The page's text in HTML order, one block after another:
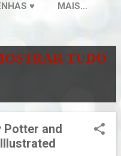
♥ MAIS…
TUDO
Potter and